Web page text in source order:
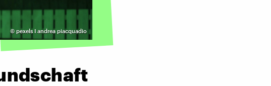
© pexels I andrea piacquadio